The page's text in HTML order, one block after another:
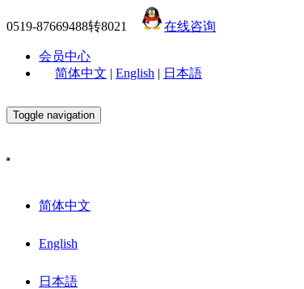
0519-87669488转8021 在线咨询
会员中心
简体中文 | English | 日本語
Toggle navigation
简体中文
English
日本語